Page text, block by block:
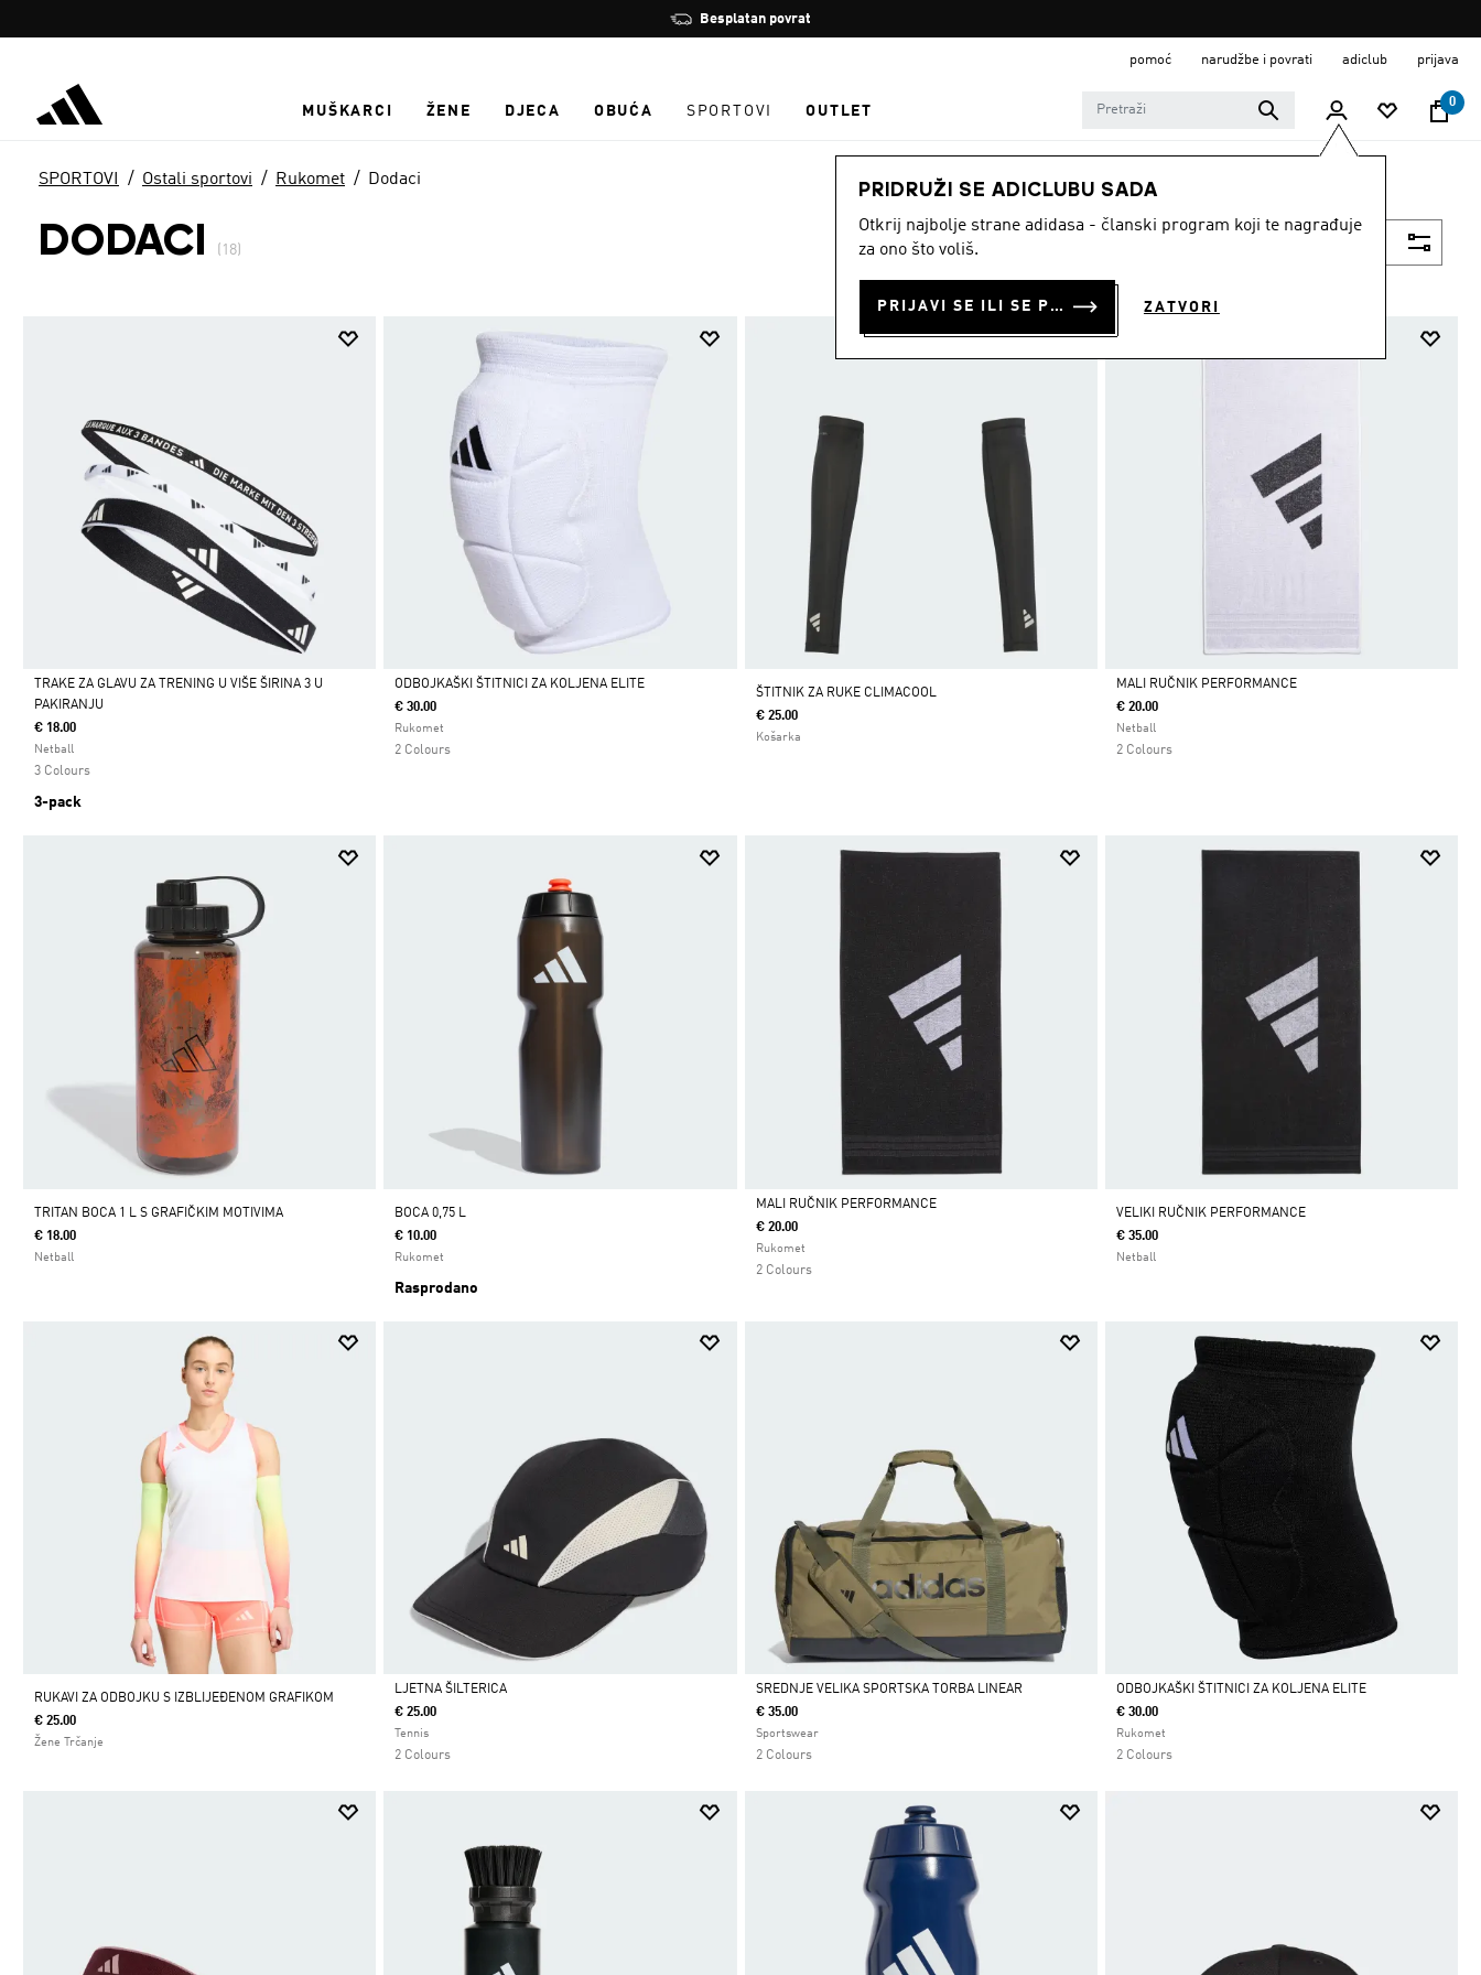
Zaustavi
rotaciju
Učlani se i ostvari 10 % popusta
pomoć narudžbe i povrati adiclub prijava
MUŠKARCI ŽENE DJECA OBUĆA SPORTOVI OUTLET
0
PRIDRUŽI SE ADICLUBU SADA
Otkrij najbolje strane adidasa - članski program koji te nagrađuje
za ono što voliš.
PRIJAVI SE ILI SE PRIDRUŽI SADA ZATVORI
SPORTOVI Ostali sportovi Rukomet Dodaci
DODACI (18)
Da
TRAKE ZA GLAVU ZA TRENING U VIŠE ŠIRINA 3 U
PAKIRANJU
€ 18.00
Netball
3 Colours
3-pack
Da
ODBOJKAŠKI ŠTITNICI ZA KOLJENA ELITE
€ 30.00
Rukomet
2 Colours
ŠTITNIK ZA RUKE CLIMACOOL
€ 25.00
Košarka
Da
MALI RUČNIK PERFORMANCE
€ 20.00
Netball
2 Colours
TRITAN BOCA 1 L S GRAFIČKIM MOTIVIMA
€ 18.00
Netball
BOCA 0,75 L
€ 10.00
Rukomet
Rasprodano
Da
MALI RUČNIK PERFORMANCE
€ 20.00
Rukomet
2 Colours
VELIKI RUČNIK PERFORMANCE
€ 35.00
Netball
RUKAVI ZA ODBOJKU S IZBLIJEĐENOM GRAFIKOM
€ 25.00
Žene Trčanje
Da
LJETNA ŠILTERICA
€ 25.00
Tennis
2 Colours
Da
SREDNJE VELIKA SPORTSKA TORBA LINEAR
€ 35.00
Sportswear
2 Colours
Da
ODBOJKAŠKI ŠTITNICI ZA KOLJENA ELITE
€ 30.00
Rukomet
2 Colours